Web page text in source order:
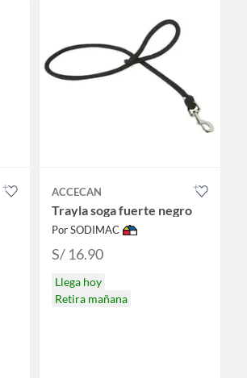
ACCECAN
Trayla soga fuerte negro
Por SODIMAC
S/ 16.90
Llega hoy
Retira mañana